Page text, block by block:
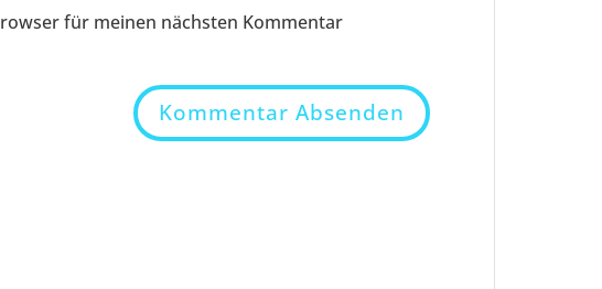
für meinen nächsten Kommentar